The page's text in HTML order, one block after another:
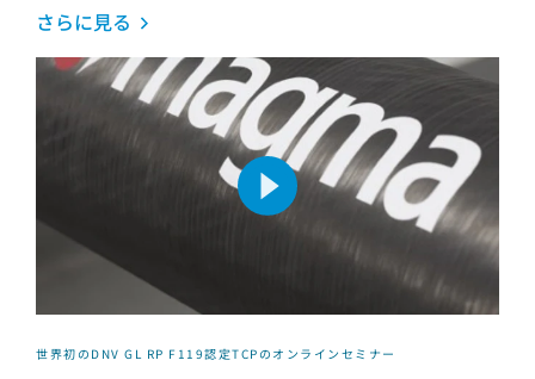
さらに見る
世界初のDNV GL RP F119認定TCPのオンラインセミナー